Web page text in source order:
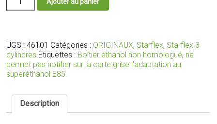
Starflex
avec
faisceau
et
adaptés
pour
vos
UGS :46101 Catégories : ORIGINAUX, Starflex, Starflex 3
cylindres Étiquettes : Boîtier éthanol non homologué, ne
permet pas notifier sur la carte grise l'adaptation au
superéthanol E85.
Description